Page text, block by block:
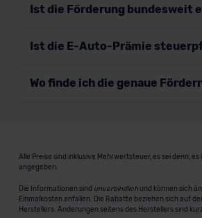
Ist die Förderung bundesweit
Ist die E-Auto-Prämie
Wo finde ich die genaue
Alle Preise sind inklusive Mehrwertsteuer, es sei denn,
angegeben.
Die Informationen sind unverbindlichund können sich
Einmalkosten anfallen. Die Rabatte beziehen sich auf
Herstellers. Änderungen seitens des Herstellers sind